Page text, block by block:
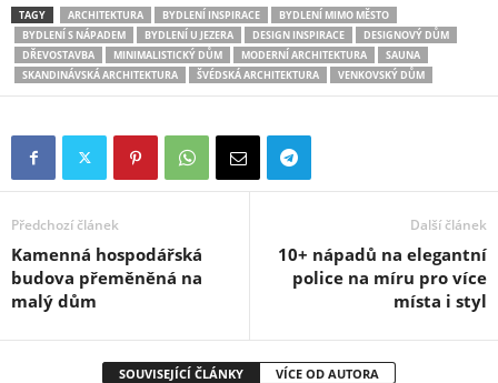
TAGY ARCHITEKTURA BYDLENÍ INSPIRACE
BYDLENÍ MIMO MĚSTO
BYDLENÍ S NÁPADEM
BYDLENÍ U JEZERA DESIGN INSPIRACE
DESIGNOVÝ DŮM
DŘEVOSTAVBA
MINIMALISTICKÝ DŮM MODERNÍ ARCHITEKTURA
SAUNA
SKANDINÁVSKÁ ARCHITEKTURA
ŠVÉDSKÁ ARCHITEKTURA VENKOVSKÝ DŮM
Předchozí článek
Kamenná hospodářská
budova přeměněná na
malý dům
Další článek
10+ nápadů na elegantní
police na míru pro více
místa i styl
SOUVISEJÍCÍ ČLÁNKY VÍCE OD AUTORA